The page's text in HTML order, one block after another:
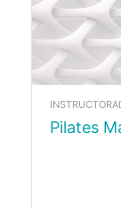
Pilates